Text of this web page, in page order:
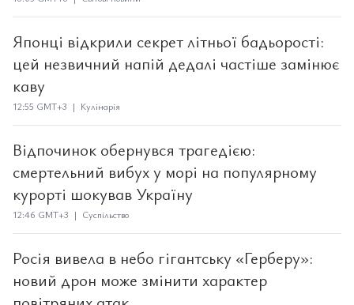
Японці відкрили секрет літньої бадьорості:
цей незвичний напій дедалі частіше замінює
каву
12:55 GMT+3 | Кулінарія
Відпочинок обернувся трагедією:
смертельний вибух у морі на популярному
курорті шокував Україну
12:46 GMT+3 | Суспільство
Росія вивела в небо гігантську «Герберу»:
новий дрон може змінити характер